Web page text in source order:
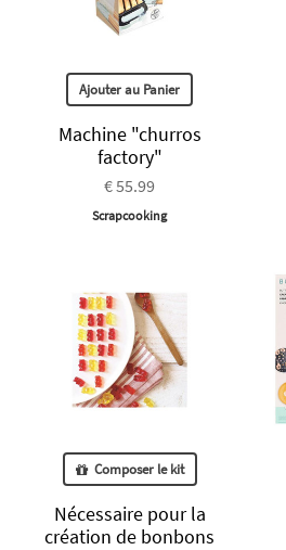
Ajouter au Panier
Machine "churros
factory"
€ 55.99
Scrapcooking
Composer le kit
Nécessaire pour la
création de bonbons